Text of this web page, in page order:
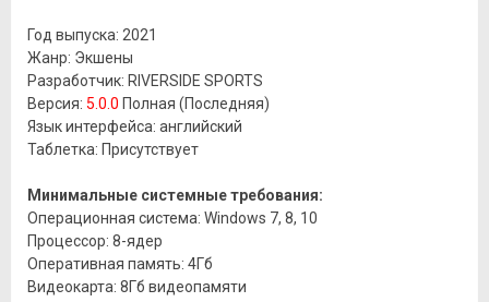
Год выпуска: 2021
Жанр: Экшены
Разработчик: RIVERSIDE SPORTS
Версия: 5.0.0 Полная (Последняя)
Язык интерфейса: английский
Таблетка: Присутствует
Минимальные системные требования:
Операционная система: Windows 7, 8, 10
Процессор: 8-ядер
Оперативная память: 4Гб
Видеокарта: 8Гб видеопамяти